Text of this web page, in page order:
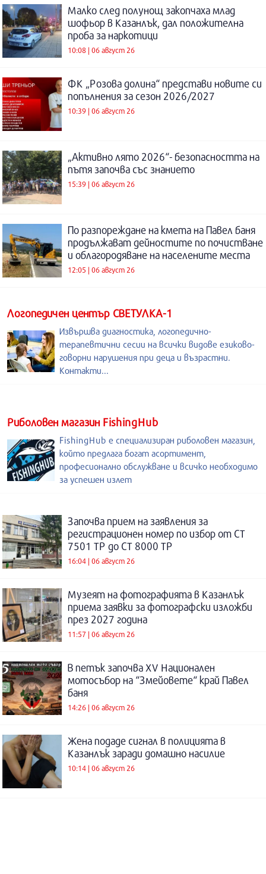
Малко след полунощ закопчаха млад
шофьор в Казанлък, дал положителна
проба за наркотици
10:08 | 06 август 26
ФК „Розова долина“ представи новите си
попълнения за сезон 2026/2027
10:39 | 06 август 26
„Активно лято 2026“- безопасността на
пътя започва със знанието
15:39 | 06 август 26
По разпореждане на кмета на Павел баня
продължават дейностите по почистване
и облагородяване на населените места
12:05 | 06 август 26
Логопедичен център СВЕТУЛКА-1
Извършва диагностика, логопедично-
терапевтични сесии на всички видове езиково-
говорни нарушения при деца и възрастни.
Контакти...
Риболовен магазин FishingHub
FishingHub е специализиран риболовен магазин,
който предлага богат асортимент,
професионално обслужване и всичко необходимо
за успешен излет
Започва прием на заявления за
регистрационен номер по избор от СТ
7501 ТР до СТ 8000 ТР
16:04 | 06 август 26
Музеят на фотографията в Казанлък
приема заявки за фотографски изложби
през 2027 година
11:57 | 06 август 26
В петък започва XV Национален
мотосъбор на “Змейовете“ край Павел
баня
14:26 | 06 август 26
Жена подаде сигнал в полицията в
Казанлък заради домашно насилие
10:14 | 06 август 26